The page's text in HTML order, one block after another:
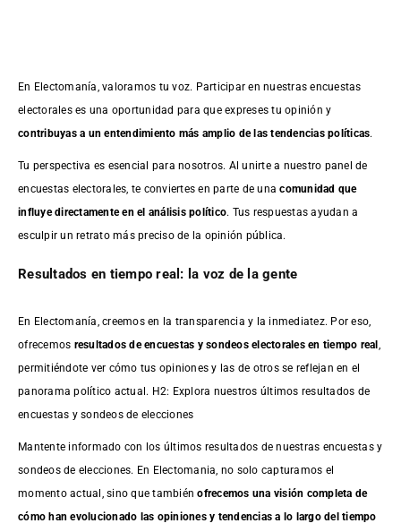
En Electomanía, valoramos tu voz. Participar en nuestras encuestas
electorales es una oportunidad para que expreses tu opinión y
contribuyas a un entendimiento más amplio de las tendencias políticas.
Tu perspectiva es esencial para nosotros. Al unirte a nuestro panel de
encuestas electorales, te conviertes en parte de unacomunidad que
influye directamente en el análisis político. Tus respuestas ayudan a
esculpir un retrato más preciso de la opinión pública.
Resultados en tiempo real: la voz de la gente
En Electomanía, creemos en la transparencia y la inmediatez. Por eso,
ofrecemos resultados deencuestas y sondeos electorales en tiempo real
permitiéndote ver cómo tus opiniones y las de otros se reflejan en el
panorama político actual. H2: Explora nuestros últimos resultados de
encuestas y sondeos de elecciones
Mantente informado con los últimos resultados de nuestras encuestasy
sondeos de elecciones. En Electomania, no solo capturamos el
momento actual, sino que tambiénofrecemos una visión completa de
cómo han evolucionado las opiniones y tendencias a lo largo del tiempo